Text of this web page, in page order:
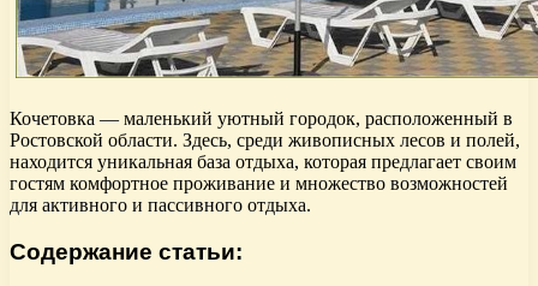
Кочетовка — маленький уютный городок, расположенный в
Ростовской области. Здесь, среди живописных лесов и полей,
находится уникальная база отдыха, которая предлагает своим
гостям комфортное проживание и множество возможностей
для активного и пассивного отдыха.
Содержание статьи: